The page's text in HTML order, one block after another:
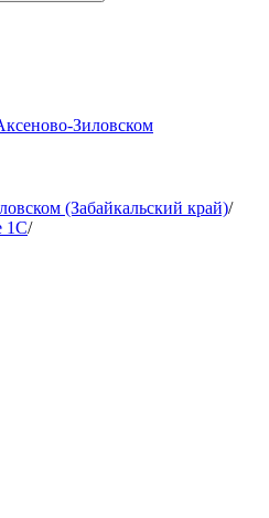
Зиловском
(Забайкальский край)/
1С/